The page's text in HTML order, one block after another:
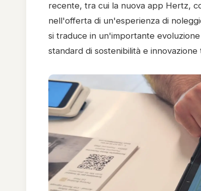
recente, tra cui la nuova app Hertz,
nell'offerta di un'esperienza di
si traduce in un'importante
standard di sostenibilità e